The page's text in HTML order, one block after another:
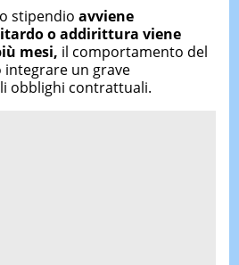
stipendio avviene
o addirittura viene
mesi, il comportamento del
un grave
obblighi contrattuali.